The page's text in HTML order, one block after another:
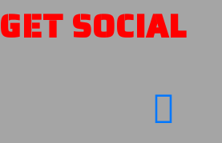
SOCIAL